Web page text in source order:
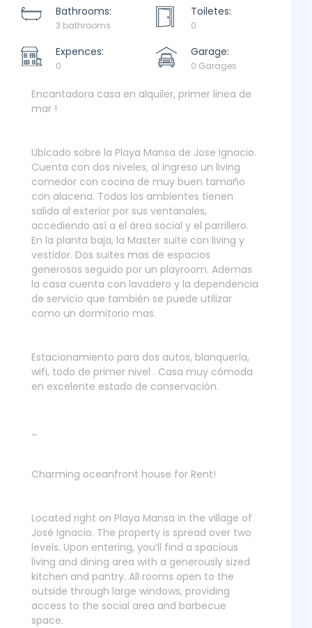
Bathrooms:
3 bathrooms
Toiletes:
0
Expences:
0
Garage:
0 Garages
Encantadora casa en alquiler, primer linea de
mar !
Ubicado sobre la Playa Mansa de Jose Ignacio.
Cuenta con dos niveles, al ingreso un living
comedor con cocina de muy buen tamaño
con alacena. Todos los ambientes tienen
salida al exterior por sus ventanales,
accediendo así a el área social y el parrillero.
En la planta baja, la Master suite con living y
vestidor. Dos suites mas de espacios
generosos seguido por un playroom. Ademas
la casa cuenta con lavadero y la dependencia
de servicio que también se puede utilizar
como un dormitorio mas.
Estacionamiento para dos autos, blanquería,
wifi, todo de primer nivel . Casa muy cómoda
en excelente estado de conservación.
Charming oceanfront house for Rent!
Located right on Playa Mansa in the village of
José Ignacio. The property is spread over two
levels. Upon entering, you’ll find a spacious
living and dining area with a generously sized
kitchen and pantry. All rooms open to the
outside through large windows, providing
access to the social area and barbecue
space.